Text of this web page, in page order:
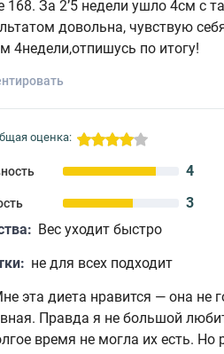
168. За 2’5 недели ушло 4см с
довольна, чувствую
4недели,отпишусь по итогу!
оценка:
4
3
Вес уходит быстро
не для всех подходит
эта диета нравится — она не
Правда я не большой
время не могла их есть. Но